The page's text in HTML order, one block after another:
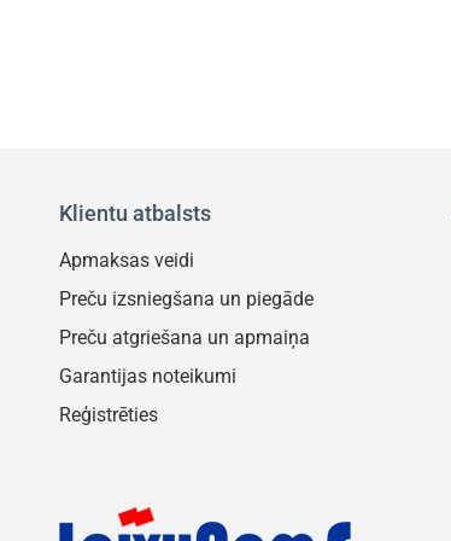
Klientu atbalsts
Apmaksas veidi
Preču izsniegšana un piegāde
Preču atgriešana un apmaiņa
Garantijas noteikumi
Reģistrēties